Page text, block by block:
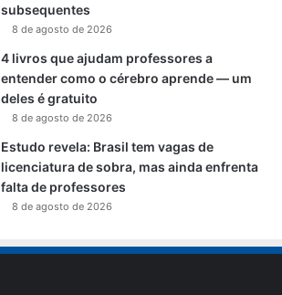
subsequentes
8 de agosto de 2026
4 livros que ajudam professores a
entender como o cérebro aprende — um
deles é gratuito
8 de agosto de 2026
Estudo revela: Brasil tem vagas de
licenciatura de sobra, mas ainda enfrenta
falta de professores
8 de agosto de 2026